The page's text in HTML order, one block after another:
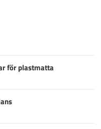
för plastmatta